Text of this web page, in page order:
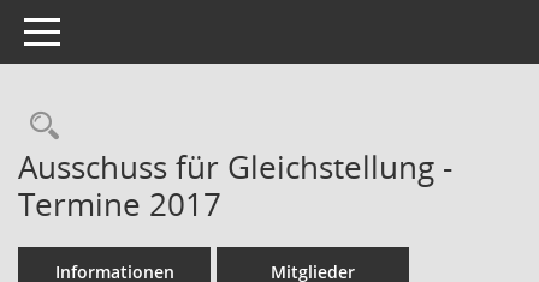
Toggle navigation
Rechercheauswahl
Ausschuss für Gleichstellung -
Termine 2017
Informationen Mitglieder